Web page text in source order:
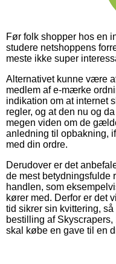
Før folk shopper hos en
studere netshoppens
meste ikke super
Alternativet kunne være
medlem af e-mærke
indikation om at internet
regler, og at den nu og
megen viden om de
anledning til opbakning,
med din ordre.
Derudover er det
de mest
handlen, som
kører med. Derfor er det
tid sikrer sin kvittering,
bestilling af
skal købe en gave til en